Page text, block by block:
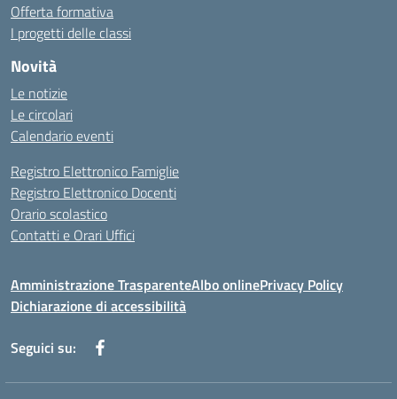
Offerta formativa
I progetti delle classi
Novità
Le notizie
Le circolari
Calendario eventi
Registro Elettronico Famiglie
Registro Elettronico Docenti
Orario scolastico
Contatti e Orari Uffici
Amministrazione TrasparenteAlbo onlinePrivacy Policy
Dichiarazione di accessibilità
Seguici su: